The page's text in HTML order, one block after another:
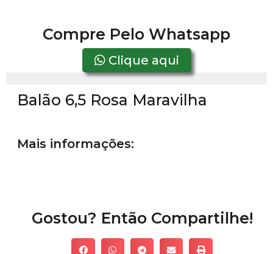
Compre Pelo Whatsapp
Clique aqui
Balão 6,5 Rosa Maravilha
Mais informações:
Gostou? Então Compartilhe!